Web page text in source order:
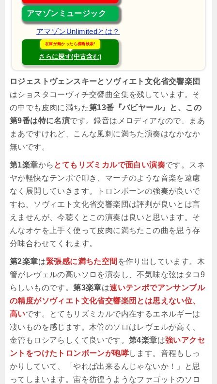
アマゾンミュージック
アマゾンUnlimitedとは？
在庫が無かったら横断検索!
さらに探す(中古含む)
ロジェストヴェンスキーとソヴィエト文化省交響楽団
はショスタコーヴィチ交響曲全集を残しています。そ
の中でも皮肉に満ちた第13番『バビヤール』と、この
第9番は特に名演です。録音はメロディアなので、まあ
まあですけれど、こんな風刺に満ちた演奏はなかなか
無いです。
第1楽章から とてもリズミカルで面白い演奏です。スネ
ヤが軽快なテンポで叩き、マーチのような音楽を遠慮
なく展開していきます。トロンボーンの強奏が良いで
すね。ソヴィエト文化省交響楽団は評判が良いとは言
えませんが、今聴くとこの演奏は良いと思います。そ
んなオケを上手く使って皮肉に満ちたこの曲を思う存
分味合わせてくれます。
第2楽章は緊張感に満ちた空間 を作り出しています。木
管がレヴェルの高いソロを演奏し、不気味な弦はタコ9
らしいものです。第3楽章は速いテンポでアンサンブル
の精度がソヴィエト文化省交響楽団とは思えない位、
高いです。とてもリズミカルで内在するエネルギーは
凄いものを感じます。木管のソロはレヴェルが高く、
金管もロシアらしくて良いです。 第4楽章は強いアクセ
ントをつけたトロンボーンが咆哮します。音程もしっ
かりしていて、「やれば出来るんじゃないか！」と思
ってしまいます。宙を彷徨うようなファゴットのソロ